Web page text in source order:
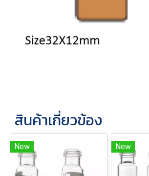
สินค้าเกี่ยวข้อง
New New